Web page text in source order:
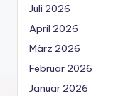
Juli 2026
April 2026
März 2026
Februar 2026
Januar 2026